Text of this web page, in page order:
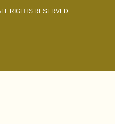
RIGHTS RESERVED.